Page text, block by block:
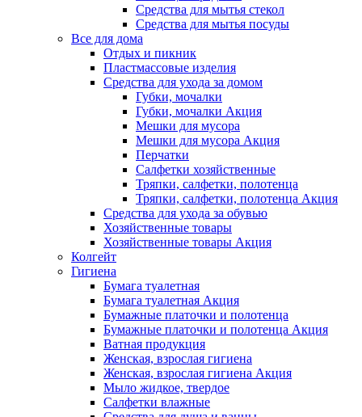
Средства для мытья стекол
Средства для мытья посуды
Все для дома
Отдых и пикник
Пластмассовые изделия
Средства для ухода за домом
Губки, мочалки
Губки, мочалки Акция
Мешки для мусора
Мешки для мусора Акция
Перчатки
Салфетки хозяйственные
Тряпки, салфетки, полотенца
Тряпки, салфетки, полотенца Акция
Средства для ухода за обувью
Хозяйственные товары
Хозяйственные товары Акция
Колгейт
Гигиена
Бумага туалетная
Бумага туалетная Акция
Бумажные платочки и полотенца
Бумажные платочки и полотенца Акция
Ватная продукция
Женская, взрослая гигиена
Женская, взрослая гигиена Акция
Мыло жидкое, твердое
Салфетки влажные